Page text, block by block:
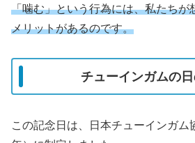
「噛む」という行為には、私たちが
メリットがあるのです。
チューインガムの
この記念日は、日本チューインガム